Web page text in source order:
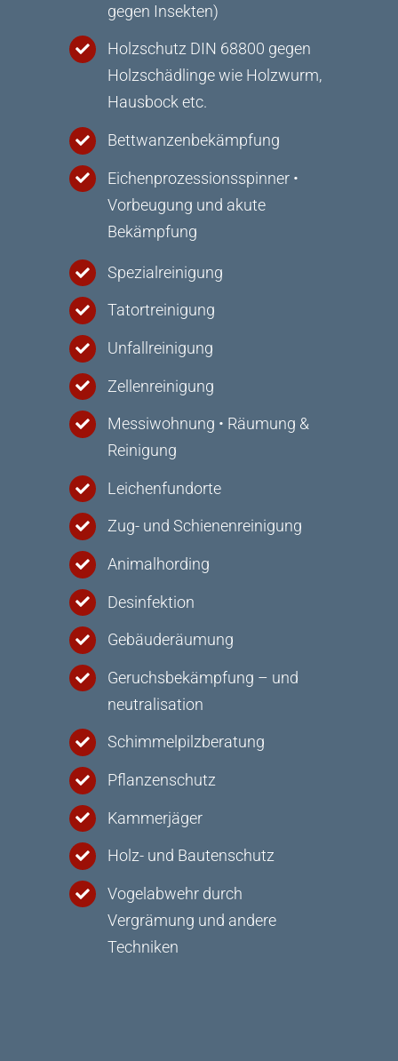
gegen Insekten)
Holzschutz DIN 68800 gegen
Holzschädlinge wie Holzwurm,
Hausbock etc.
Bettwanzenbekämpfung
Eichenprozessionsspinner •
Vorbeugung und akute
Bekämpfung
Spezialreinigung
Tatortreinigung
Unfallreinigung
Zellenreinigung
Messiwohnung • Räumung &
Reinigung
Leichenfundorte
Zug- und Schienenreinigung
Animalhording
Desinfektion
Gebäuderäumung
Geruchsbekämpfung – und
neutralisation
Schimmelpilzberatung
Pflanzenschutz
Kammerjäger
Holz- und Bautenschutz
Vogelabwehr durch
Vergrämung und andere
Techniken